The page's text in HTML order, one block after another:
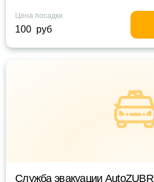
Цена посадки
100 руб
Служба эвакуации AutoZUBR